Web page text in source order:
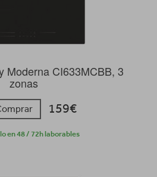
Moderna CI633MCBB, 3
zonas
159€
en 48 / 72h laborables